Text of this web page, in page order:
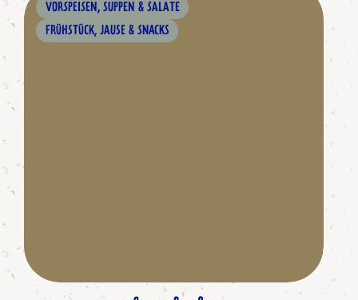
VORSPEISEN, SUPPEN & SALATE
FRÜHSTÜCK, JAUSE & SNACKS